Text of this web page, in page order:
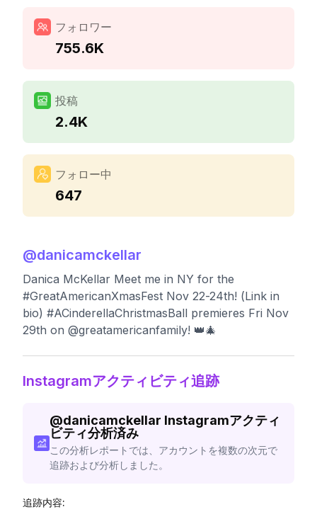
フォロワー
755.6K
投稿
2.4K
フォロー中
647
@danicamckellar
Danica McKellar Meet me in NY for the
#GreatAmericanXmasFest Nov 22-24th! (Link in
bio) #ACinderellaChristmasBall premieres Fri Nov
29th on @greatamericanfamily! 👑🎄
Instagramアクティビティ追跡
@danicamckellar Instagramアクティ
ビティ分析済み
この分析レポートでは、アカウントを複数の次元で
追跡および分析しました。
追跡内容: